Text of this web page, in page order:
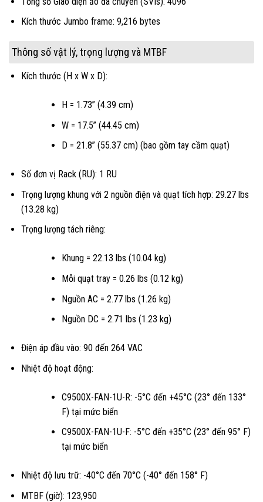
Kích thước Jumbo frame: 9,216 bytes
Thông số vật lý, trọng lượng và MTBF
Kích thước (H x W x D):
H = 1.73” (4.39 cm)
W = 17.5” (44.45 cm)
D = 21.8” (55.37 cm) (bao gồm tay cầm quạt)
Số đơn vị Rack (RU): 1 RU
Trọng lượng khung với 2 nguồn điện và quạt tích hợp: 29.27 lbs
(13.28 kg)
Trọng lượng tách riêng:
Khung = 22.13 lbs (10.04 kg)
Mỗi quạt tray = 0.26 lbs (0.12 kg)
Nguồn AC = 2.77 lbs (1.26 kg)
Nguồn DC = 2.71 lbs (1.23 kg)
Điện áp đầu vào: 90 đến 264 VAC
Nhiệt độ hoạt động:
C9500X-FAN-1U-R: -5°C đến +45°C (23° đến 133°
F) tại mức biển
C9500X-FAN-1U-F: -5°C đến +35°C (23° đến 95° F)
tại mức biển
Nhiệt độ lưu trữ: -40°C đến 70°C (-40° đến 158° F)
MTBF (giờ): 123,950